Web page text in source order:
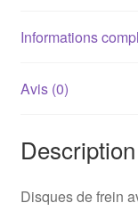
Informations
Avis (0)
Description
Disques de frein